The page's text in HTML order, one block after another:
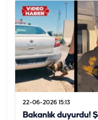
22-06-2026 15:13
Bakanlık duyurdu!